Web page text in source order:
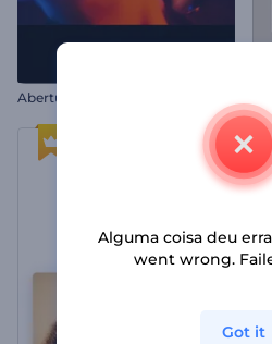
Abertura com Títulos Explosivos
Alguma coisa deu
went wrong.
Got it